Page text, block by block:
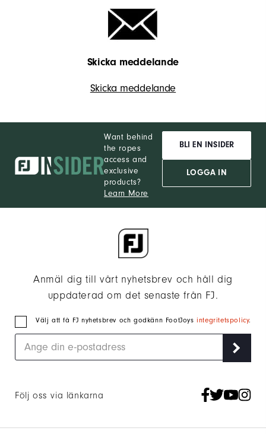
Skicka meddelande
Skicka meddelande
Want behind
the ropes
access and
exclusive
products?
Learn More
BLI EN INSIDER
LOGGA IN
Anmäl dig till vårt nyhetsbrev och håll dig
uppdaterad om det senaste från FJ.
Välj att få FJ nyhetsbrev och godkänn FootJoysintegritetspolicy.
Följ oss via länkarna